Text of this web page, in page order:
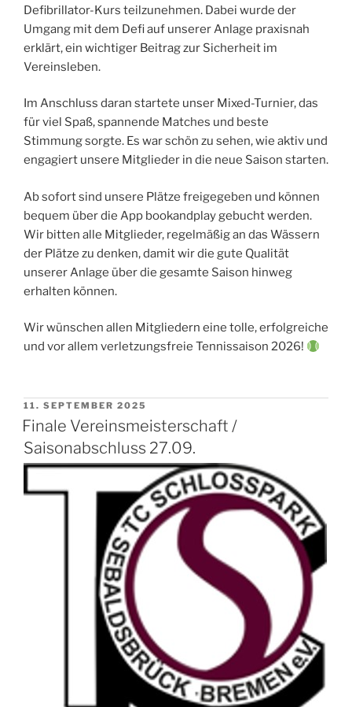
Defibrillator-Kurs teilzunehmen. Dabei wurde der
Umgang mit dem Defi auf unserer Anlage praxisnah
erklärt, ein wichtiger Beitrag zur Sicherheit im
Vereinsleben.
Im Anschluss daran startete unser Mixed-Turnier, das
für viel Spaß, spannende Matches und beste
Stimmung sorgte. Es war schön zu sehen, wie aktiv und
engagiert unsere Mitglieder in die neue Saison starten.
Ab sofort sind unsere Plätze freigegeben und können
bequem über die App bookandplay gebucht werden.
Wir bitten alle Mitglieder, regelmäßig an das Wässern
der Plätze zu denken, damit wir die gute Qualität
unserer Anlage über die gesamte Saison hinweg
erhalten können.
Wir wünschen allen Mitgliedern eine tolle, erfolgreiche
und vor allem verletzungsfreie Tennissaison 2026!
VERÖFFENTLICHT
AM
11. SEPTEMBER 2025
Finale Vereinsmeisterschaft /
Saisonabschluss 27.09.